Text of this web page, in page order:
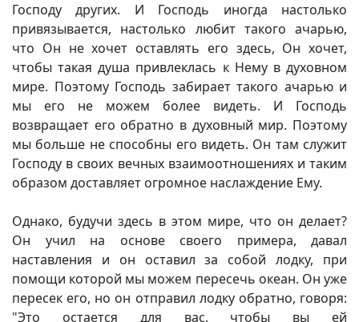
Господу других. И Господь иногда настолько
привязывается, настолько любит такого ачарью,
что Он не хочет оставлять его здесь, Он хочет,
чтобы такая душа привлеклась к Нему в духовном
мире. Поэтому Господь забирает такого ачарью и
мы его не можем более видеть. И Господь
возвращает его обратно в духовный мир. Поэтому
мы больше не способны его видеть. Он там служит
Господу в своих вечных взаимоотношениях и таким
образом доставляет огромное наслаждение Ему.
Однако, будучи здесь в этом мире, что он делает?
Он учил на основе своего примера, давал
наставления и он оставил за собой лодку, при
помощи которой мы можем пересечь океан. Он уже
пересек его, но он отправил лодку обратно, говоря:
"Это остается для вас, чтобы вы ей